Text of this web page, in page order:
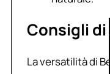
Consigli
La versatilità di